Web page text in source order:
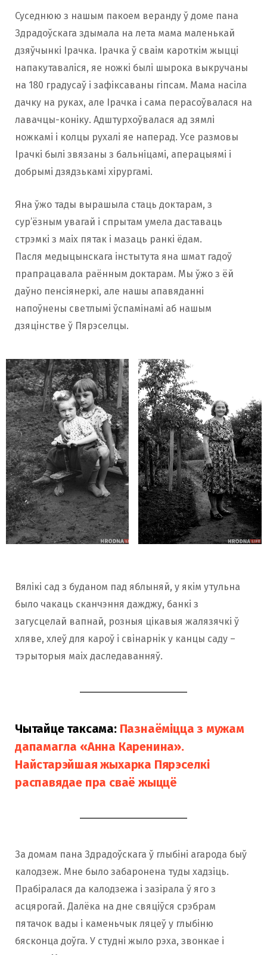
Суседнюю з нашым пакоем веранду ў доме пана
Здрадоўскага здымала на лета мама маленькай
дзяўчынкі Ірачка. Ірачка ў сваім кароткім жыцці
напакутаваліся, яе ножкі былі шырока выкручаны
на 180 градусаў і зафіксаваны гіпсам. Мама насіла
дачку на руках, але Ірачка і сама перасоўвалася на
лавачцы-коніку. Адштурхоўвалася ад зямлі
ножкамі і колцы рухалі яе наперад. Усе размовы
Ірачкі былі звязаны з бальніцамі, аперацыямі і
добрымі дзядзькамі хірургамі.
Яна ўжо тады вырашыла стаць доктарам, з
сур’ёзным увагай і спрытам умела даставаць
стрэмкі з маіх пятак і мазаць ранкі ёдам.
Пасля медыцынскага інстытута яна шмат гадоў
прапрацавала раённым доктарам. Мы ўжо з ёй
даўно пенсіянеркі, але нашы апавяданні
напоўнены светлымі ўспамінамі аб нашым
дзяцінстве ў Пярэселцы.
Вялікі сад з буданом пад яблыняй, у якім утульна
было чакаць сканчэння дажджу, банкі з
загусцелай вапнай, розныя цікавыя жалязячкі ў
хляве, хлеў для кароў і свінарнік у канцы саду –
тэрыторыя маіх даследаванняў.
Чытайце таксама: Пазнаёміцца з мужам
дапамагла «Анна Каренина».
Найстарэйшая жыхарка Пярэселкі
распавядае пра сваё жыццё
За домам пана Здрадоўскага ў глыбіні агарода быў
калодзеж. Мне было забаронена туды хадзіць.
Прабіралася да калодзежа і зазірала ў яго з
асцярогай. Далёка на дне свяціўся срэбрам
пятачок вады і каменьчык ляцеў у глыбіню
бясконца доўга. У студні жыло рэха, звонкае і